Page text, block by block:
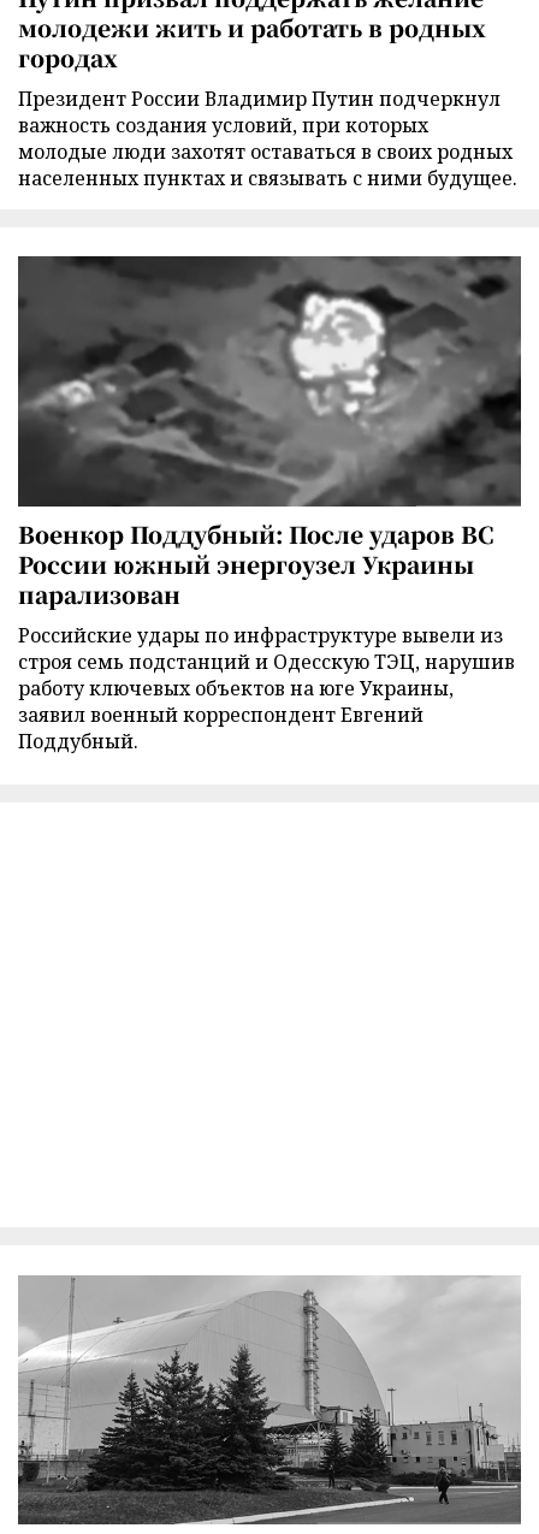
молодежи жить и работать в родных
городах
Президент России Владимир Путин подчеркнул
важность создания условий, при которых
молодые люди захотят оставаться в своих родных
населенных пунктах и связывать с ними будущее.
Военкор Поддубный: После ударов ВС
России южный энергоузел Украины
парализован
Российские удары по инфраструктуре вывели из
строя семь подстанций и Одесскую ТЭЦ, нарушив
работу ключевых объектов на юге Украины,
заявил военный корреспондент Евгений
Поддубный.